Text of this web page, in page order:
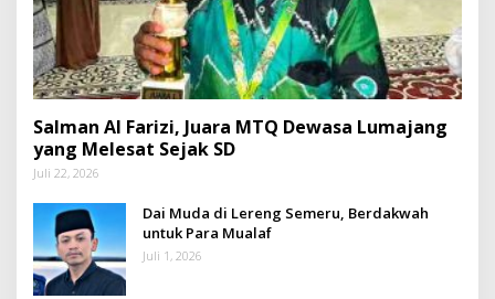
Salman Al Farizi, Juara MTQ Dewasa Lumajang
yang Melesat Sejak SD
Juli 22, 2026
Dai Muda di Lereng Semeru, Berdakwah
untuk Para Mualaf
Juli 1, 2026